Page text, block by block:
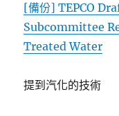
[備份] TEPCO
Subcommittee
Treated Water
提到汽化的技術